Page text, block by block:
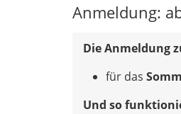
Anmeldung:
Die Anmeldung
für das
Und so